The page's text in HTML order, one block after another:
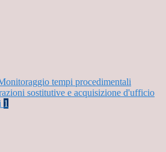
tempi procedimentali
sostitutive e acquisizione d'ufficio
1